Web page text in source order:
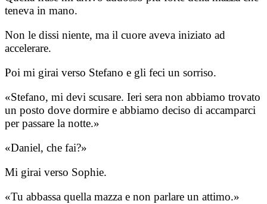
teneva in mano.
Non le dissi niente, ma il cuore aveva iniziato ad
accelerare.
Poi mi girai verso Stefano e gli feci un sorriso.
«Stefano, mi devi scusare. Ieri sera non abbiamo trovato
un posto dove dormire e abbiamo deciso di accamparci
per passare la notte.»
«Daniel, che fai?»
Mi girai verso Sophie.
«Tu abbassa quella mazza e non parlare un attimo.»